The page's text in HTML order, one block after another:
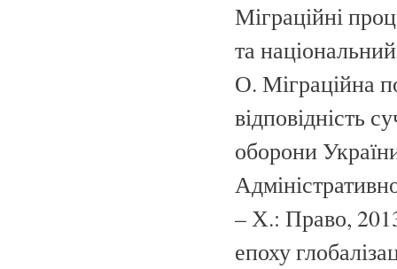
Міграційні
та
О. Міграційна
відповідність
оборони
– Х.: Право,
епоху